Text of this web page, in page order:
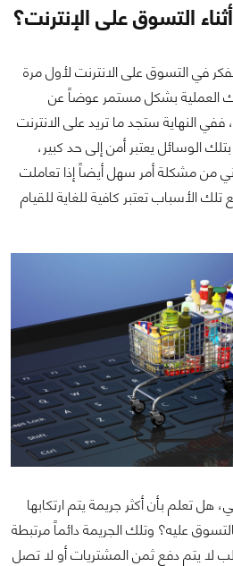
التسوق على الإنترنت؟
في التسوق على الانترنت لأول مرة
العملية بشكل مستمر عوضاً عن
النهاية ستجد ما تريد على الانترنت
الوسائل يعتبر أمن إلى حد كبير،
من مشكلة أمر سهل أيضاً إذا تعاملت
الأسباب تعتبر كافية للغاية للقيام
هل تعلم بأن أكثر جريمة يتم ارتكابها
عليه؟ وتلك الجريمة دائماً مرتبطة
لا يتم دفع ثمن المشتريات أو لا تصل